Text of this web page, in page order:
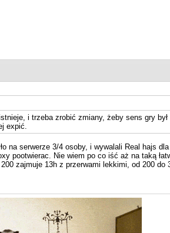
i trzeba zrobić zmiany, żeby sens gry
expić.
na serwerze 3/4 osoby, i wywalali Real hajs
pootwierac. Nie wiem po co iść aż na taką
zajmuje 13h z przerwami lekkimi, od 200